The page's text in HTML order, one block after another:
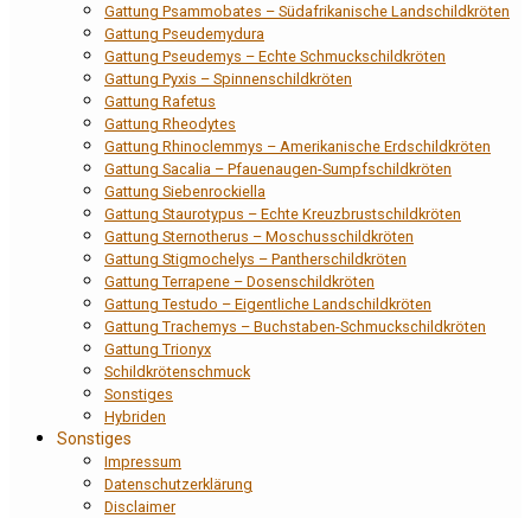
Gattung Psammobates – Südafrikanische Landschildkröten
Gattung Pseudemydura
Gattung Pseudemys – Echte Schmuckschildkröten
Gattung Pyxis – Spinnenschildkröten
Gattung Rafetus
Gattung Rheodytes
Gattung Rhinoclemmys – Amerikanische Erdschildkröten
Gattung Sacalia – Pfauenaugen-Sumpfschildkröten
Gattung Siebenrockiella
Gattung Staurotypus – Echte Kreuzbrustschildkröten
Gattung Sternotherus – Moschusschildkröten
Gattung Stigmochelys – Pantherschildkröten
Gattung Terrapene – Dosenschildkröten
Gattung Testudo – Eigentliche Landschildkröten
Gattung Trachemys – Buchstaben-Schmuckschildkröten
Gattung Trionyx
Schildkrötenschmuck
Sonstiges
Hybriden
Sonstiges
Impressum
Datenschutzerklärung
Disclaimer